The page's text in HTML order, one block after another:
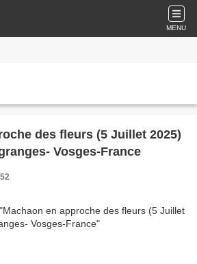
MENU
des fleurs (5 Juillet 2025)
Vosges-France